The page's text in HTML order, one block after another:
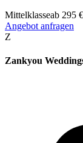
Mittelklasseab 295 €
Angebot anfragen
Z
Zankyou